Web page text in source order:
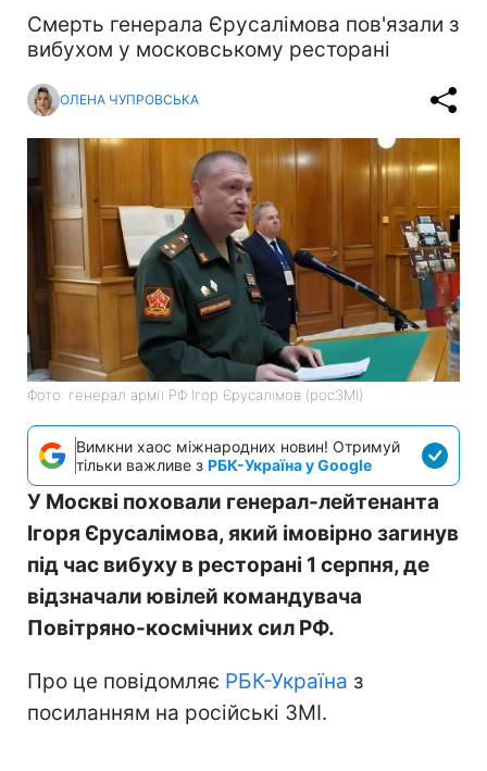
Смерть генерала Єрусалімова пов'язали з
вибухом у московському ресторані
ОЛЕНА ЧУПРОВСЬКА
Фото: генерал армії РФ Ігор Єрусалімов (росЗМІ)
Вимкни хаос міжнародних новин! Отримуй
тільки важливе з РБК-Україна у Google
У Москві поховали генерал-лейтенанта
Ігоря Єрусалімова, який імовірно загинув
під час вибуху в ресторані 1 серпня, де
відзначали ювілей командувача
Повітряно-космічних сил РФ.
Про це повідомляє РБК-Україна з
посиланням на російські ЗМІ.